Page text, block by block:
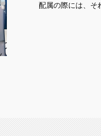
配属の際には、そ